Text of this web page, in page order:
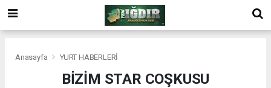
Anasayfa YURT HABERLERİ
BİZİM STAR COŞKUSU